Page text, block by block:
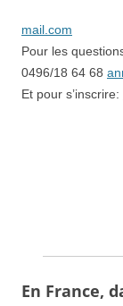
mail.com
Pour les
0496/18 64 68
Et pour s’inscrire:
En France,